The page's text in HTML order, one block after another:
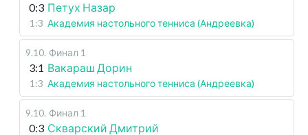
0:3 Петух Назар
1:3 Академия настольного тенниса (Андреевка)
9.10. Финал 1
3:1 Вакараш Дорин
1:3 Академия настольного тенниса (Андреевка)
9.10. Финал 1
0:3 Скварский Дмитрий